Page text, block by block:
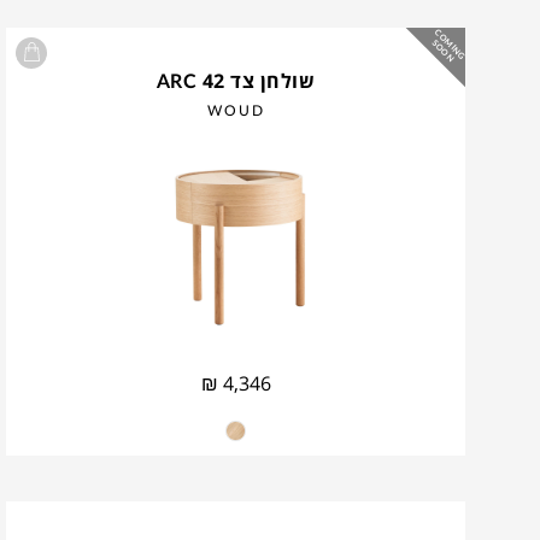
C
O
M
IN
G
S
O
O
N
שולחן צד ARC 42
WOUD
₪ 4,346